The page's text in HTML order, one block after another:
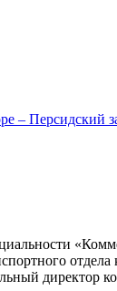
– Персидский